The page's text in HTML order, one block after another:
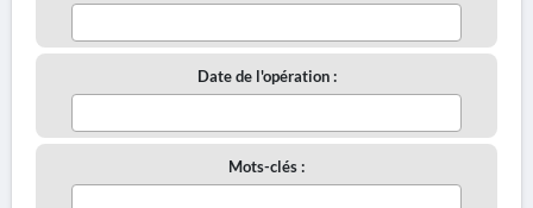
Date de l'opération :
Mots-clés :